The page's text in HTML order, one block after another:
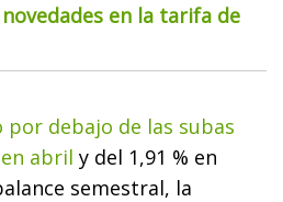
en la tarifa de
por debajo de las subas
abril y del 1,91 % en
semestral, la